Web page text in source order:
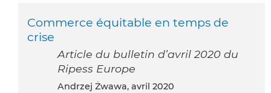
Commerce équitable en temps de
crise
Article du bulletin d’avril 2020 du
Ripess Europe
Andrzej Żwawa, avril 2020